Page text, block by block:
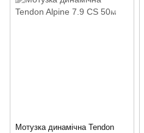
Мотузка динамічна Tendon